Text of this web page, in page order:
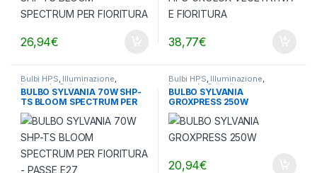
26,94€ 38,77€
Bulbi HPS, Illuminazione,
Lampade Orticultura
BULBO SYLVANIA 70W SHP-
TS BLOOM SPECTRUM PER
FIORITURA – PASSE E27
Bulbi HPS, Illuminazione,
Lampade Orticultura
BULBO SYLVANIA
GROXPRESS 250W
20,94€